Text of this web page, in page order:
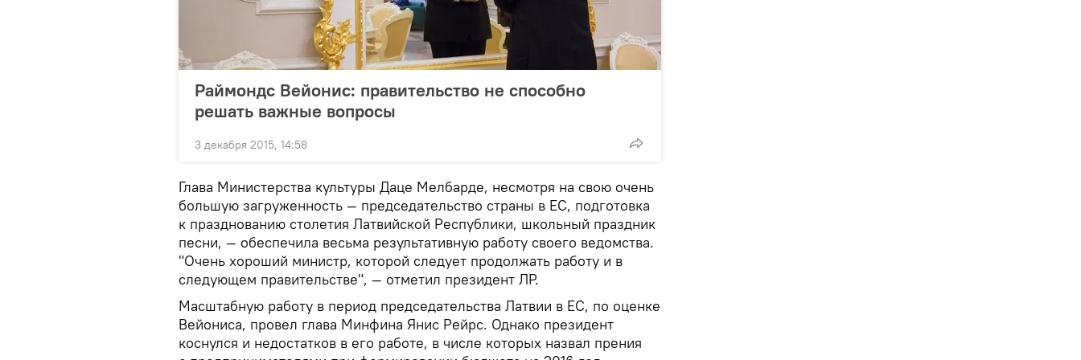
Раймондс Вейонис: правительство не способно
решать важные вопросы
3 декабря 2015, 14:58
Глава Министерства культуры Даце Мелбарде, несмотря на свою очень
большую загруженность — председательство страны в ЕС, подготовка
к празднованию столетия Латвийской Республики, школьный праздник
песни, — обеспечила весьма результативную работу своего ведомства.
"Очень хороший министр, которой следует продолжать работу и в
следующем правительстве", — отметил президент ЛР.
Масштабную работу в период председательства Латвии в ЕС, по оценке
Вейониса, провел глава Минфина Янис Рейрс. Однако президент
коснулся и недостатков в его работе, в числе которых назвал прения